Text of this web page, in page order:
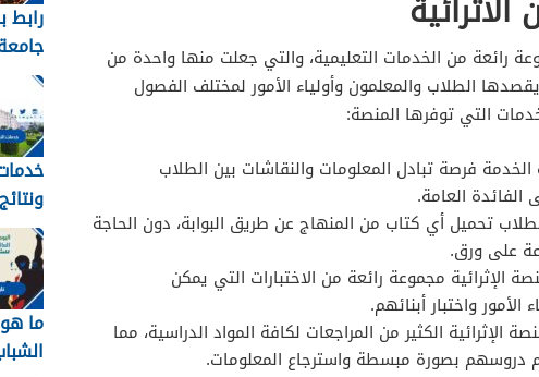
رائعة من الخدمات التعليمية، والتي جعلت منها واحدة من
الطلاب والمعلمون وأولياء الأمور لمختلف الفصول
التي توفرها المنصة:
فرصة تبادل المعلومات والنقاشات بين الطلاب
العامة.
تحميل أي كتاب من المنهاج عن طريق البوابة، دون الحاجة
على ورق.
الإثرائية مجموعة رائعة من الاختبارات التي يمكن
واختبار أبنائهم.
الإثرائية الكثير من المراجعات لكافة المواد الدراسية، مما
بصورة مبسطة واسترجاع المعلومات.
رابط
kau
1448
ما